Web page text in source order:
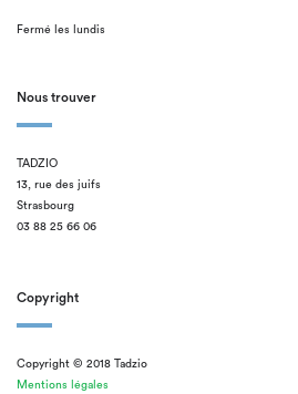
Fermé les lundis
Nous trouver
TADZIO
13, rue des juifs
Strasbourg
03 88 25 66 06
Copyright
Copyright © 2018 Tadzio
Mentions légales